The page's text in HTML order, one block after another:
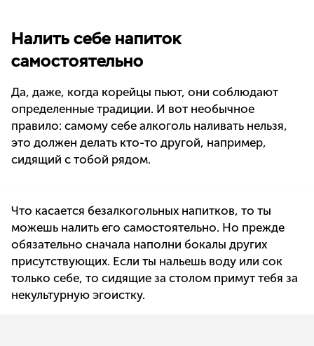
Налить себе напиток
самостоятельно
Да, даже, когда корейцы пьют, они соблюдают
определенные традиции. И вот необычное
правило: самому себе алкоголь наливать нельзя,
это должен делать кто-то другой, например,
сидящий с тобой рядом.
Что касается безалкогольных напитков, то ты
можешь налить его самостоятельно. Но прежде
обязательно сначала наполни бокалы других
присутствующих. Если ты нальешь воду или сок
только себе, то сидящие за столом примут тебя за
некультурную эгоистку.